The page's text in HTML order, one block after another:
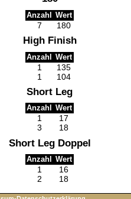
Anzahl Wert
7 180
High Finish
Anzahl Wert
1
135
1
104
Short Leg
Anzahl Wert
1
17
3
18
Short Leg Doppel
Anzahl Wert
1
16
2
18